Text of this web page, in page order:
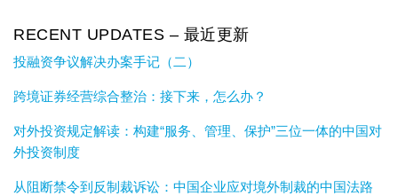
RECENT UPDATES – 最近更新
投融资争议解决办案手记（二）
跨境证券经营综合整治：接下来，怎么办？
对外投资规定解读：构建“服务、管理、保护”三位一体的中国对
外投资制度
从阻断禁令到反制裁诉讼：中国企业应对境外制裁的中国法路